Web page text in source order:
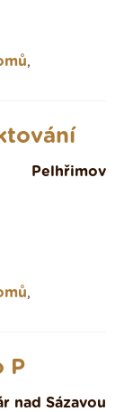
,
Pelhřimov
,
P
nad Sázavou